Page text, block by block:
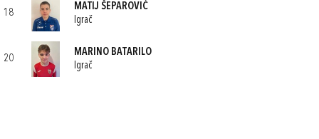
18
MATIJ ŠEPAROVIĆ
Igrač
20
MARINO BATARILO
Igrač